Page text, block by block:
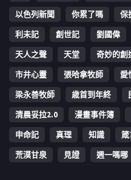
以色列新聞
你累了嗎 保
利未記
創世記 劉國偉
天人之聲
天堂 奇妙的創
市井心靈
張哈拿牧師 愛
梁永善牧師
歳首到年終
清晨妥拉2.0
漫畫事件簿
申命記
真理 知識 箴
荒漠甘泉
見證 週一嗎哪